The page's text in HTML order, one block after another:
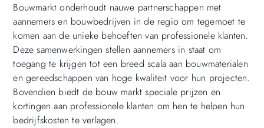
Bouwmarkt onderhoudt nauwe partnerschappen met
aannemers en bouwbedrijven in de regio om tegemoet te
komen aan de unieke behoeften van professionele klanten.
Deze samenwerkingen stellen aannemers in staat om
toegang te krijgen tot een breed scala aan bouwmaterialen
en gereedschappen van hoge kwaliteit voor hun projecten.
Bovendien biedt de bouw markt speciale prijzen en
kortingen aan professionele klanten om hen te helpen hun
bedrijfskosten te verlagen.